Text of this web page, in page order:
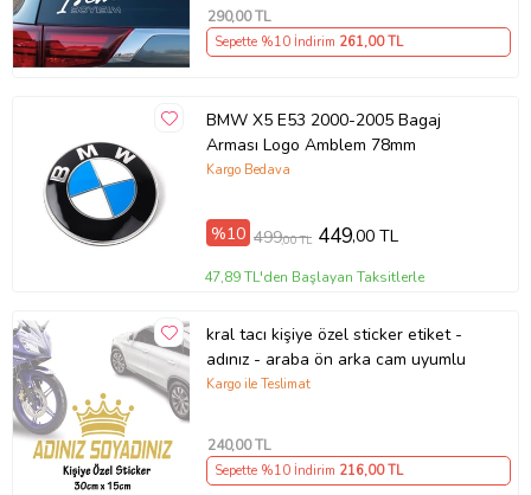
290,00 TL
Sepette %10 İndirim 261,00 TL
BMW X5 E53 2000-2005 Bagaj
Arması Logo Amblem 78mm
Kargo Bedava
%10 499,00 TL 449,00 TL
47,89 TL'den Başlayan Taksitlerle
kral tacı kişiye özel sticker etiket -
adınız - araba ön arka cam uyumlu
Kargo ile Teslimat
240,00 TL
Sepette %10 İndirim 216,00 TL